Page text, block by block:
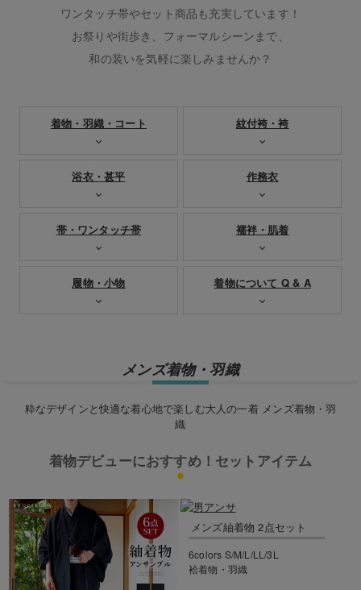
ワンタッチ帯やセット商品も充実しています！
お祭りや街歩き、フォーマルシーンまで、
和の装いを気軽に楽しみませんか？
着物・羽織・コート 紋付袴・袴
浴衣・甚平 作務衣
帯・ワンタッチ帯 襦袢・肌着
履物・小物 着物について Q & A
メンズ着物・羽織
粋なデザインと快適な着心地で楽しむ大人の一着 メンズ着物・羽
織
着物デビューにおすすめ！セットアイテム
メンズ紬着物 2点セット
6colors S/M/L/LL/3L
袷着物・羽織